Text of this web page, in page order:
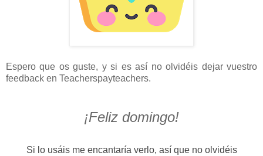
Espero que os guste, y si es así no olvidéis dejar vuestro
feedback en Teacherspayteachers.
¡Feliz domingo!
Si lo usáis me encantaría verlo, así que no olvidéis